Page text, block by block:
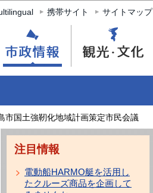
携帯サイト サイトマップ
市国土強靭化地域計画策定市民会議
注目情報
電動船HARMO艇を活用し
たクルーズ商品を企画して